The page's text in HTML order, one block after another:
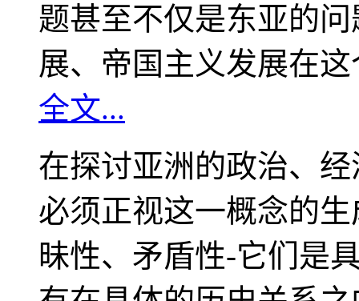
题甚至不仅是东亚的
展、帝国主义发展在
全文...
在探讨亚洲的政治、
必须正视这一概念的
昧性、矛盾性-它们是